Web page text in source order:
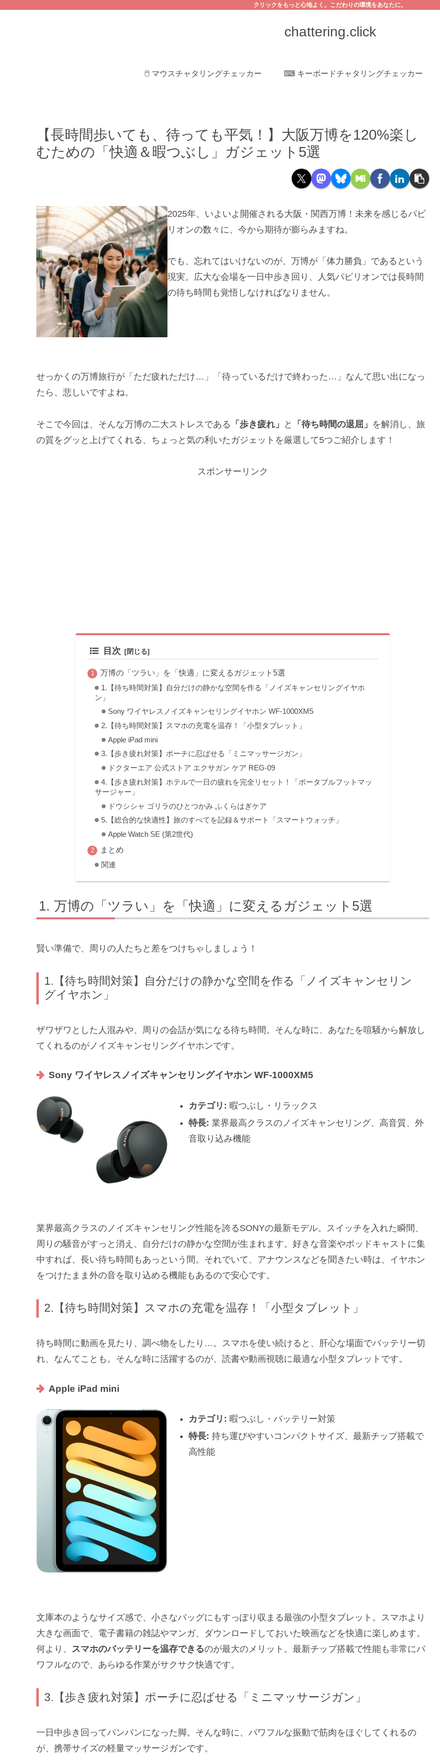
クリックをもっと心地よく。こだわりの環境をあなたに。
chattering.click
🖱️ マウスチャタリングチェッカー ⌨ キーボードチャタリングチェッカー
【長時間歩いても、待っても平気！】大阪万博を120%楽し
むための「快適＆暇つぶし」ガジェット5選
2025年、いよいよ開催される大阪・関西万博！未来を感じるパビ
リオンの数々に、今から期待が膨らみますね。
でも、忘れてはいけないのが、万博が「体力勝負」であるという
現実。広大な会場を一日中歩き回り、人気パビリオンでは長時間
の待ち時間も覚悟しなければなりません。
せっかくの万博旅行が「ただ疲れただけ…」「待っているだけで終わった…」なんて思い出になっ
たら、悲しいですよね。
そこで今回は、そんな万博の二大ストレスである 「歩き疲れ」 と 「待ち時間の退屈」 を解消し、旅
の質をグッと上げてくれる、ちょっと気の利いたガジェットを厳選して5つご紹介します！
スポンサーリンク
目次
万博の「ツラい」を「快適」に変えるガジェット5選
1.【待ち時間対策】自分だけの静かな空間を作る「ノイズキャンセリングイヤホ
ン」
Sony ワイヤレスノイズキャンセリングイヤホン WF-1000XM5
2.【待ち時間対策】スマホの充電を温存！「小型タブレット」
Apple iPad mini
3.【歩き疲れ対策】ポーチに忍ばせる「ミニマッサージガン」
ドクターエア 公式ストア エクサガン ケア REG-09
4.【歩き疲れ対策】ホテルで一日の疲れを完全リセット！「ポータブルフットマッ
サージャー」
ドウシシャ ゴリラのひとつかみ ふくらはぎケア
5.【総合的な快適性】旅のすべてを記録＆サポート「スマートウォッチ」
Apple Watch SE (第2世代)
まとめ
関連
万博の「ツラい」を「快適」に変えるガジェット5選
賢い準備で、周りの人たちと差をつけちゃしましょう！
1.【待ち時間対策】自分だけの静かな空間を作る「ノイズキャンセリン
グイヤホン」
ザワザワとした人混みや、周りの会話が気になる待ち時間。そんな時に、あなたを喧騒から解放し
てくれるのがノイズキャンセリングイヤホンです。
Sony ワイヤレスノイズキャンセリングイヤホン WF-1000XM5
カテゴリ: 暇つぶし・リラックス
特長: 業界最高クラスのノイズキャンセリング、高音質、外
音取り込み機能
業界最高クラスのノイズキャンセリング性能を誇るSONYの最新モデル。スイッチを入れた瞬間、
周りの騒音がすっと消え、自分だけの静かな空間が生まれます。好きな音楽やポッドキャストに集
中すれば、長い待ち時間もあっという間。それでいて、アナウンスなどを聞きたい時は、イヤホン
をつけたまま外の音を取り込める機能もあるので安心です。
2.【待ち時間対策】スマホの充電を温存！「小型タブレット」
待ち時間に動画を見たり、調べ物をしたり…。スマホを使い続けると、肝心な場面でバッテリー切
れ、なんてことも。そんな時に活躍するのが、読書や動画視聴に最適な小型タブレットです。
Apple iPad mini
カテゴリ: 暇つぶし・バッテリー対策
特長: 持ち運びやすいコンパクトサイズ、最新チップ搭載で
高性能
文庫本のようなサイズ感で、小さなバッグにもすっぽり収まる最強の小型タブレット。スマホより
大きな画面で、電子書籍の雑誌やマンガ、ダウンロードしておいた映画などを快適に楽しめます。
何より、 スマホのバッテリーを温存できるのが最大のメリット。最新チップ搭載で性能も非常にパ
ワフルなので、あらゆる作業がサクサク快適です。
3.【歩き疲れ対策】ポーチに忍ばせる「ミニマッサージガン」
一日中歩き回ってパンパンになった脚。そんな時に、パワフルな振動で筋肉をほぐしてくれるの
が、携帯サイズの軽量マッサージガンです。